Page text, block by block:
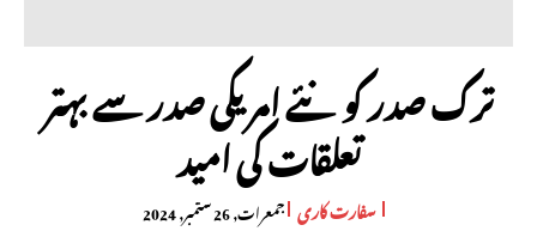
ترک صدر کو نئے امریکی صدر سے بہتر
تعلقات کی امید
سفارت کاری جمعرات, 26 ستمبر, 2024